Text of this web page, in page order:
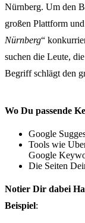
Nürnberg. Um den
großen Plattform
Nürnberg“
suchen die Leute,
Begriff schlägt den
Wo Du passende
Google
Tools wie
Google
Die Seiten
Notier Dir dabei
Beispiel: